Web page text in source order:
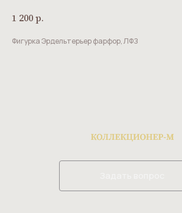
1 200р.
Фигурка Эрдельтерьер фарфор, ЛФЗ